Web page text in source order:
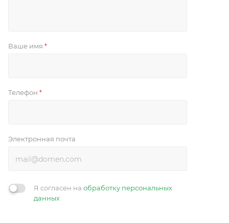
Ваше имя *
Телефон *
Электронная почта
Я согласен на обработку персональных
данных